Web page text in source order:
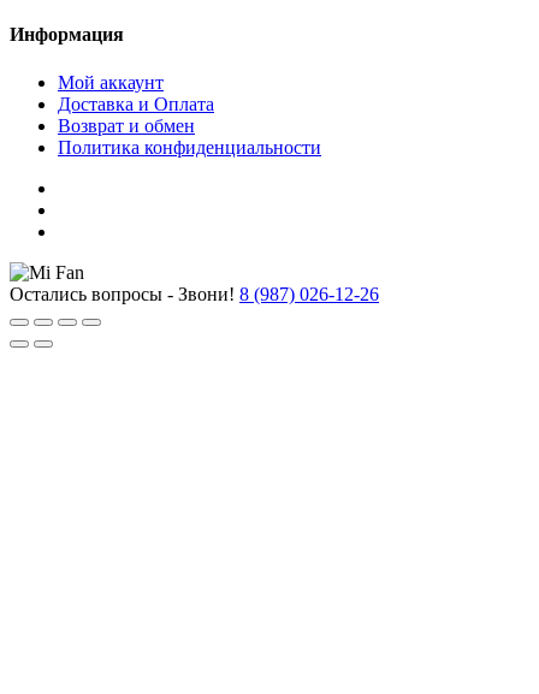
Информация
Мой аккаунт
Доставка и Оплата
Возврат и обмен
Политика конфиденциальности
Остались вопросы - Звони! 8 (987) 026-12-26